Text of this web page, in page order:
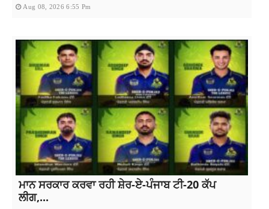
Aug 08, 2026 6:55 Pm
ਮਾਨ ਸਰਕਾਰ ਕਰਵਾ ਰਹੀ ਸ਼ੇਰ-ਏ-ਪੰਜਾਬ ਟੀ-20 ਕੱਪ
ਲੀਗ,...